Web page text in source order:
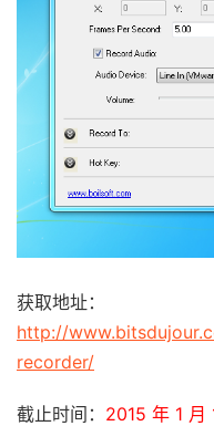
获取地址：
http://
recorder/
截止时间： 2015 年 1 月